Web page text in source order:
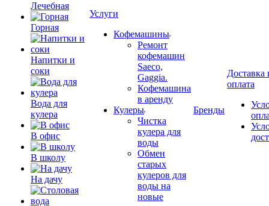
Лечебная
Горная
Напитки и
соки
Вода для
кулера
В офис
В школу
На дачу
Услуги
Кофемашины
Ремонт
кофемашин
Saeco,
Gaggia.
Кофемашина
в аренду
Кулеры
Чистка
кулера для
воды
Обмен
старых
кулеров для
воды на
новые
Бренды
Доставка
оплата